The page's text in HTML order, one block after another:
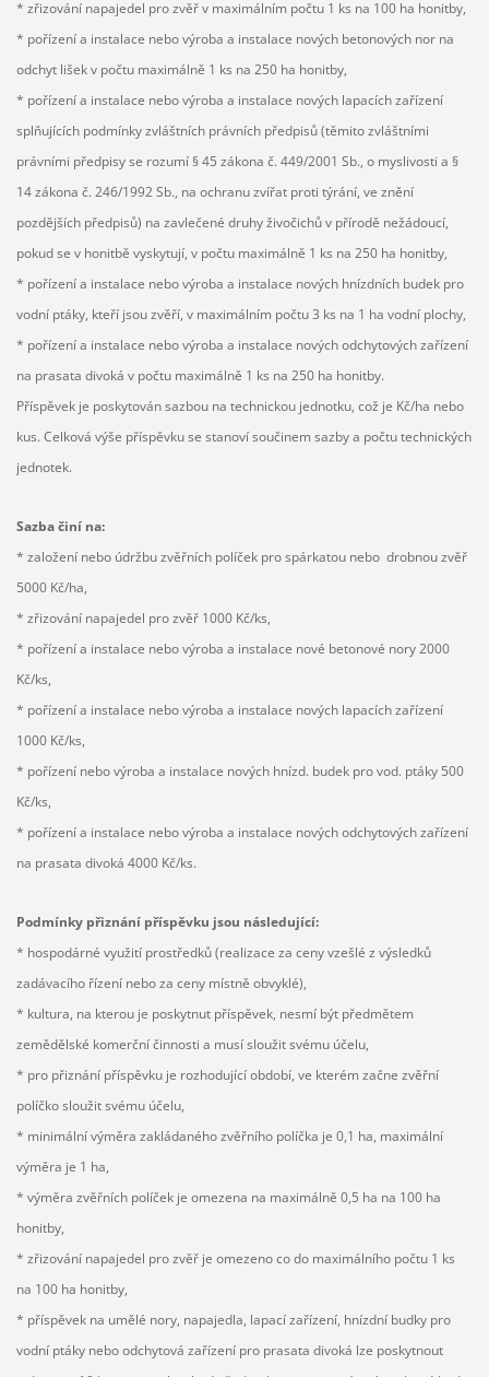
* zřizování napajedel pro zvěř v maximálním počtu 1 ks na 100 ha honitby,
* pořízení a instalace nebo výroba a instalace nových betonových nor na
odchyt lišek v počtu maximálně 1 ks na 250 ha honitby,
* pořízení a instalace nebo výroba a instalace nových lapacích zařízení
splňujících podmínky zvláštních právních předpisů (těmito zvláštními
právními předpisy se rozumí § 45 zákona č. 449/2001 Sb., o myslivosti a §
14 zákona č. 246/1992 Sb., na ochranu zvířat proti týrání, ve znění
pozdějších předpisů) na zavlečené druhy živočichů v přírodě nežádoucí,
pokud se v honitbě vyskytují, v počtu maximálně 1 ks na 250 ha honitby,
* pořízení a instalace nebo výroba a instalace nových hnízdních budek pro
vodní ptáky, kteří jsou zvěří, v maximálním počtu 3 ks na 1 ha vodní plochy,
* pořízení a instalace nebo výroba a instalace nových odchytových zařízení
na prasata divoká v počtu maximálně 1 ks na 250 ha honitby.
Příspěvek je poskytován sazbou na technickou jednotku, což je Kč/ha nebo
kus. Celková výše příspěvku se stanoví součinem sazby a počtu technických
jednotek.
Sazba činí na:
* založení nebo údržbu zvěřních políček pro spárkatou nebo drobnou zvěř
5000 Kč/ha,
* zřizování napajedel pro zvěř 1000 Kč/ks,
* pořízení a instalace nebo výroba a instalace nové betonové nory 2000
Kč/ks,
* pořízení a instalace nebo výroba a instalace nových lapacích zařízení
1000 Kč/ks,
* pořízení nebo výroba a instalace nových hnízd. budek pro vod. ptáky 500
Kč/ks,
* pořízení a instalace nebo výroba a instalace nových odchytových zařízení
na prasata divoká 4000 Kč/ks.
Podmínky přiznání příspěvku jsou následující:
* hospodárné využití prostředků (realizace za ceny vzešlé z výsledků
zadávacího řízení nebo za ceny místně obvyklé),
* kultura, na kterou je poskytnut příspěvek, nesmí být předmětem
zemědělské komerční činnosti a musí sloužit svému účelu,
* pro přiznání příspěvku je rozhodující období, ve kterém začne zvěřní
políčko sloužit svému účelu,
* minimální výměra zakládaného zvěřního políčka je 0,1 ha, maximální
výměra je 1 ha,
* výměra zvěřních políček je omezena na maximálně 0,5 ha na 100 ha
honitby,
* zřizování napajedel pro zvěř je omezeno co do maximálního počtu 1 ks
na 100 ha honitby,
* příspěvek na umělé nory, napajedla, lapací zařízení, hnízdní budky pro
vodní ptáky nebo odchytová zařízení pro prasata divoká lze poskytnout